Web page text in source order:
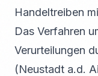
Handeltreiben
Das Verfahren
Verurteilungen
(Neustadt a.d.